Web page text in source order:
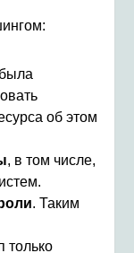
об этом
, в том числе,
. Таким
только